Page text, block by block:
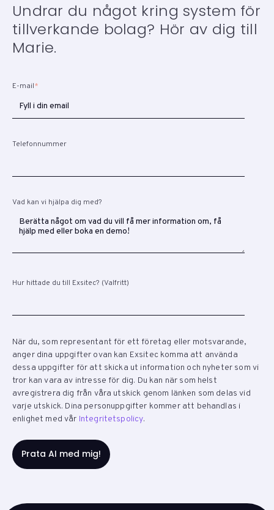
Undrar du något kring system för
tillverkande bolag? Hör av dig till
Marie.
E-mail*
Telefonnummer
Vad kan vi hjälpa dig med?
Hur hittade du till Exsitec? (Valfritt)
När du, som representant för ett företag eller motsvarande,
anger dina uppgifter ovan kan Exsitec komma att använda
dessa uppgifter för att skicka ut information och nyheter som vi
tror kan vara av intresse för dig. Du kan när som helst
avregistrera dig från våra utskick genom länken som delas vid
varje utskick. Dina personuppgifter kommer att behandlas i
enlighet med vår Integritetspolicy.